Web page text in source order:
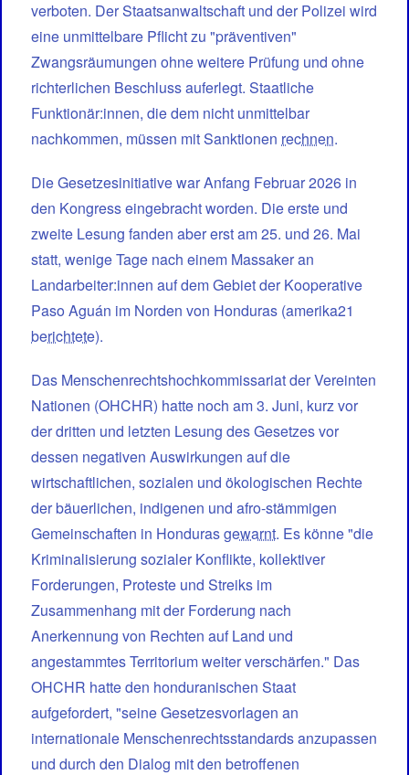
verboten. Der Staatsanwaltschaft und der Polizei wird
eine unmittelbare Pflicht zu "präventiven"
Zwangsräumungen ohne weitere Prüfung und ohne
richterlichen Beschluss auferlegt. Staatliche
Funktionär:innen, die dem nicht unmittelbar
nachkommen, müssen mit Sanktionen rechnen.
Die Gesetzesinitiative war Anfang Februar 2026 in
den Kongress eingebracht worden. Die erste und
zweite Lesung fanden aber erst am 25. und 26. Mai
statt, wenige Tage nach einem Massaker an
Landarbeiter:innen auf dem Gebiet der Kooperative
Paso Aguán im Norden von Honduras (amerika21
berichtete).
Das Menschenrechtshochkommissariat der Vereinten
Nationen (OHCHR) hatte noch am 3. Juni, kurz vor
der dritten und letzten Lesung des Gesetzes vor
dessen negativen Auswirkungen auf die
wirtschaftlichen, sozialen und ökologischen Rechte
der bäuerlichen, indigenen und afro-stämmigen
Gemeinschaften in Hondurasgewarnt. Es könne "die
Kriminalisierung sozialer Konflikte, kollektiver
Forderungen, Proteste und Streiks im
Zusammenhang mit der Forderung nach
Anerkennung von Rechten auf Land und
angestammtes Territorium weiter verschärfen." Das
OHCHR hatte den honduranischen Staat
aufgefordert, "seine Gesetzesvorlagen an
internationale Menschenrechtsstandards anzupassen
und durch den Dialog mit den betroffenen